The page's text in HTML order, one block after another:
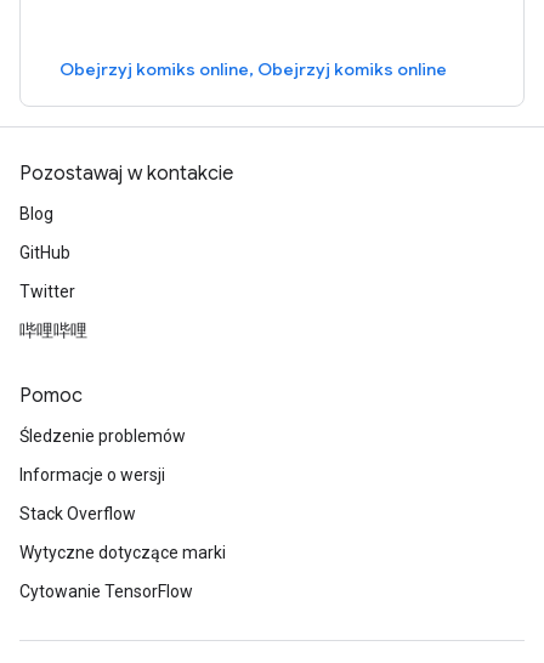
Obejrzyj komiks online, Obejrzyj komiks online
Pozostawaj w kontakcie
Blog
GitHub
Twitter
哔哩哔哩
Pomoc
Śledzenie problemów
Informacje o wersji
Stack Overflow
Wytyczne dotyczące marki
Cytowanie TensorFlow